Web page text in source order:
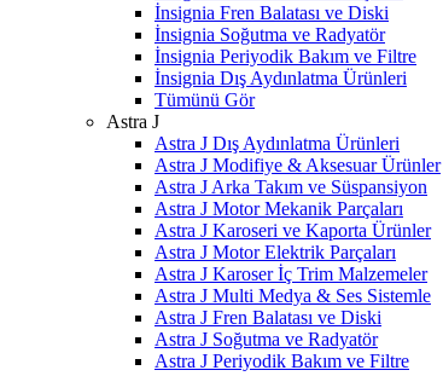
İnsignia Fren Balatası ve Diski
İnsignia Soğutma ve Radyatör
İnsignia Periyodik Bakım ve Filtre
İnsignia Dış Aydınlatma Ürünleri
Tümünü Gör
Astra J
Astra J Dış Aydınlatma Ürünleri
Astra J Modifiye & Aksesuar Ürünler
Astra J Arka Takım ve Süspansiyon
Astra J Motor Mekanik Parçaları
Astra J Karoseri ve Kaporta Ürünler
Astra J Motor Elektrik Parçaları
Astra J Karoser İç Trim Malzemeler
Astra J Multi Medya & Ses Sistemle
Astra J Fren Balatası ve Diski
Astra J Soğutma ve Radyatör
Astra J Periyodik Bakım ve Filtre